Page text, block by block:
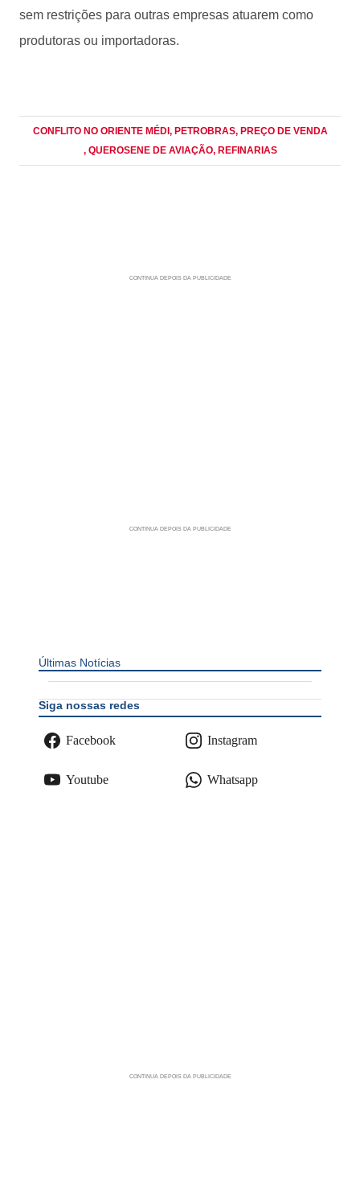
sem restrições para outras empresas atuarem como
produtoras ou importadoras.
CONFLITO NO ORIENTE MÉDI, PETROBRAS, PREÇO DE VENDA
, QUEROSENE DE AVIAÇÃO, REFINARIAS
Últimas Notícias
Siga nossas redes
Facebook Instagram
Youtube Whatsapp